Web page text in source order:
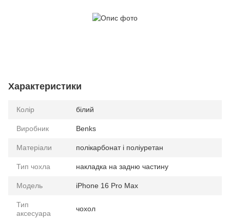
Характеристики
Колір білий
Виробник Benks
Матеріали полікарбонат і поліуретан
Тип чохла накладка на задню частину
Модель iPhone 16 Pro Max
Тип
аксесуара
чохол